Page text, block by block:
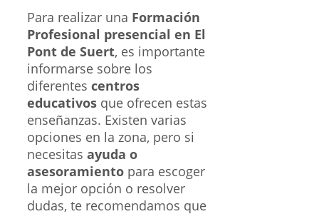
Para realizar una Formación
Profesional presencial en El
Pont de Suert, es importante
informarse sobre los
diferentes centros
educativos que ofrecen estas
enseñanzas. Existen varias
opciones en la zona, pero si
necesitas ayuda o
asesoramiento para escoger
la mejor opción o resolver
dudas, te recomendamos que